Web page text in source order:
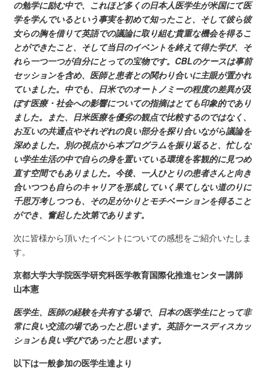
の勉学に励む中で、これほど多くの日本人医学生が米国にて医
学を学んでいるという事実を初めて知ったこと、そして彼ら彼
女らの胸を借りて英語での議論に取り組む貴重な機会を得るこ
とができたこと、そして当日のイベントを終えて得た学び、そ
れら一つ一つが自分にとっての宝物です。CBLのケースは事前
セッションを含め、医師と患者との関わり合いに主眼が置かれ
ていました。中でも、日米でのオートノミーの程度の差異が及
ぼす医療・社会への影響についての指摘はとても印象的であり
ました。また、日米医療を優劣の観点で比較するのではなく、
お互いの共通点やそれぞれの良い部分を探り合いながら議論を
深めました。別の視点から本プログラムを振り返ると、忙しな
い学生生活の中で自らの身を置いている環境を客観的に見つめ
直す空間でもありました。今後、一人ひとりの患者さんと向き
合いつつも自らのキャリアを形成していく果てしない道のりに
千思万考しつつも、その足がかりとモチベーションを得ること
ができ、奮起した次第であります。
次に皆様から頂いたイベントについての感想をご紹介いたしま
す。
京都大学大学院医学研究科医学教育国際化推進センター講師
山本憲
医学生、医師の経験を共有する場で、日本の医学生にとって非
常に良い交流の場であったと思います。英語ケースディスカッ
ションも良い学びであったと思います。
以下は一般参加の医学生達より